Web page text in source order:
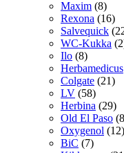
Maxim (8)
Rexona (16)
Salvequick
WC-Kukka
Ilo (8)
Herbamedicus
Colgate (21)
LV (58)
Herbina (29)
Old El Paso
Oxygenol (12)
BiC (7)